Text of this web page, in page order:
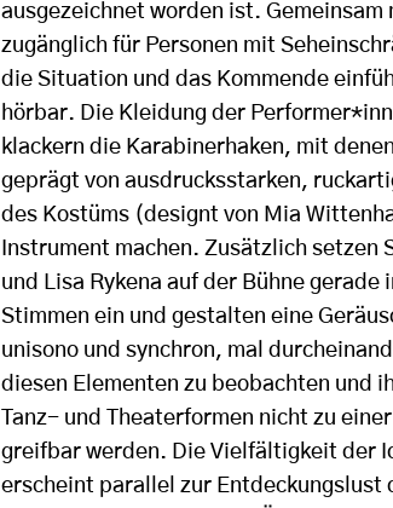
ausgezeichnet worden ist.
zugänglich für Personen mit
die Situation und das Kommende
hörbar. Die Kleidung der
klackern die Karabinerhaken, mit
geprägt von ausdrucksstarken,
des Kostüms (designt von Mia
Instrument machen. Zusätzlich setzen
und Lisa Rykena auf der Bühne
Stimmen ein und gestalten eine
unisono und synchron, mal
diesen Elementen zu beobachten und
Tanz- und Theaterformen nicht zu
greifbar werden. Die Vielfältigkeit der
erscheint parallel zur Entdeckungslust